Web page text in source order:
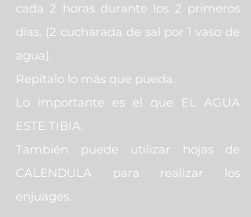
cada 2 horas durante los 2 primeros
días. (2 cucharada de sal por 1 vaso de
agua).
Repítalo lo más que pueda.
Lo importante es el que EL AGUA
ESTE TIBIA.
También puede utilizar hojas de
CALENDULA para realizar los
enjuages.